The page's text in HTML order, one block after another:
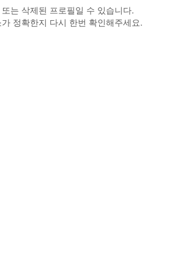
또는 삭제된 프로필일 수 있습니다.
가 정확한지 다시 한번 확인해주세요.